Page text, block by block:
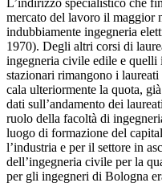
mercato del lavoro il maggior
indubbiamente ingegneria
1970). Degli altri corsi di
ingegneria civile edile e
stazionari rimangono i
cala ulteriormente la quota,
dati sull’andamento dei
ruolo della facoltà di
luogo di formazione del
l’industria e per il settore in
dell’ingegneria civile per la
per gli ingegneri di Bologna